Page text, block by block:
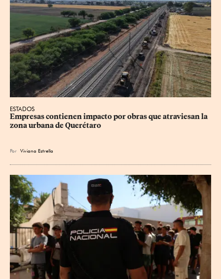
ESTADOS
Empresas contienen impacto por obras que atraviesan la
zona urbana de Querétaro
Por Viviana Estrella